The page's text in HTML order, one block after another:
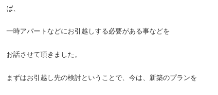
ば、
一時アパートなどにお引越しする必要がある事などを
お話させて頂きました。
まずはお引越し先の検討ということで、今は、新築のプランを